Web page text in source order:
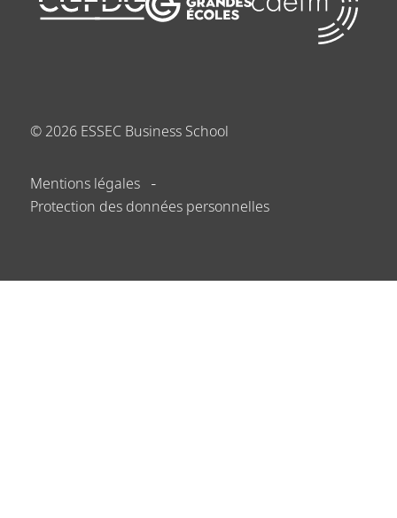
© 2026 ESSEC Business School
Mentions légales
Protection des données personnelles